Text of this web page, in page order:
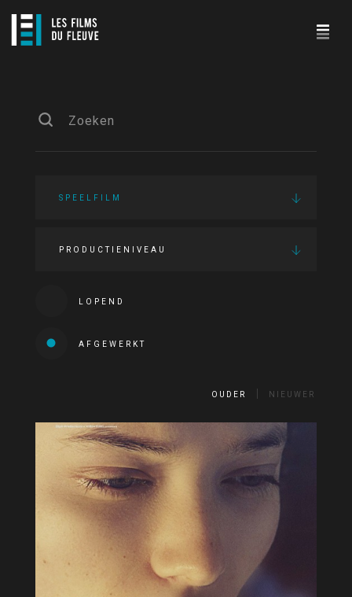
SPEELFILM
PRODUCTIENIVEAU
LOPEND
AFGEWERKT
OUDER NIEUWER